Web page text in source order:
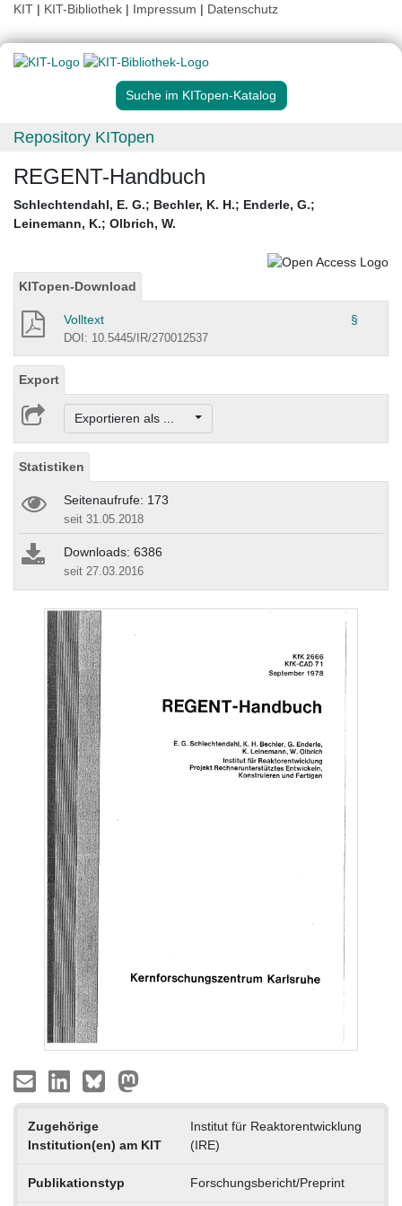
KIT | KIT-Bibliothek | Impressum | Datenschutz
Suche im KITopen-Katalog
Repository KITopen
REGENT-Handbuch
Schlechtendahl, E. G.; Bechler, K. H.; Enderle, G.;
Leinemann, K.; Olbrich, W.
KITopen-Download
Volltext §
DOI: 10.5445/IR/270012537
Export
Exportieren als ...
Statistiken
Seitenaufrufe: 173
seit 31.05.2018
Downloads: 6386
seit 27.03.2016
Zugehörige
Institution(en) am KIT
Institut für Reaktorentwicklung
(IRE)
Publikationstyp Forschungsbericht/Preprint